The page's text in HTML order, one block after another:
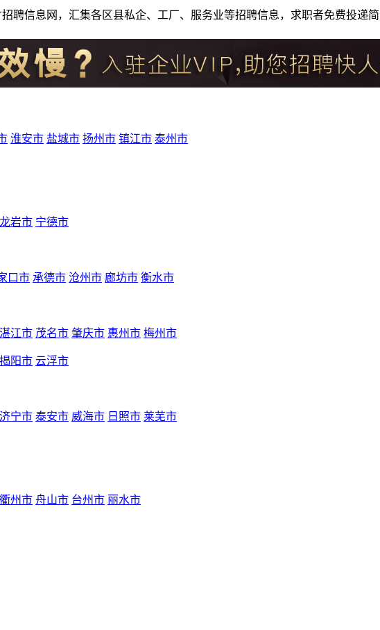
聘信息网，汇集各区县私企、工厂、服务业等招聘信息，求职者免费投递
淮安市 盐城市 扬州市 镇江市 泰州市
龙岩市 宁德市
口市 承德市 沧州市 廊坊市 衡水市
湛江市 茂名市 肇庆市 惠州市 梅州市
揭阳市 云浮市
济宁市 泰安市 威海市 日照市 莱芜市
衢州市 舟山市 台州市 丽水市